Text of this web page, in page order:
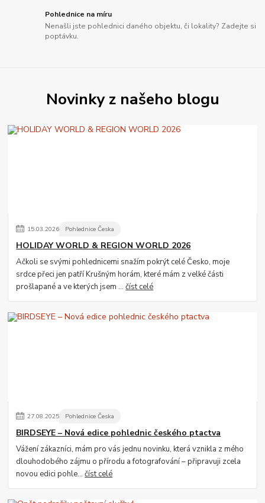
Pohlednice na míru
Nenašli jste pohlednici daného objektu, či lokality? Zadejte si
poptávku.
Novinky z našeho blogu
15.03.2026 Pohlednice Česka
HOLIDAY WORLD & REGION WORLD 2026
Ačkoli se svými pohlednicemi snažím pokrýt celé Česko, moje
srdce přeci jen patří Krušným horám, které mám z velké části
prošlapané a ve kterých jsem ...číst celé
27.08.2025 Pohlednice Česka
BIRDSEYE – Nová edice pohlednic českého ptactva
Vážení zákazníci, mám pro vás jednu novinku, která vznikla z mého
dlouhodobého zájmu o přírodu a fotografování – připravuji zcela
novou edici pohle...číst celé